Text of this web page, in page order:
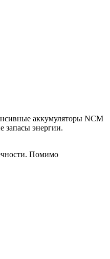
аккумуляторы NCM
запасы энергии.
Помимо